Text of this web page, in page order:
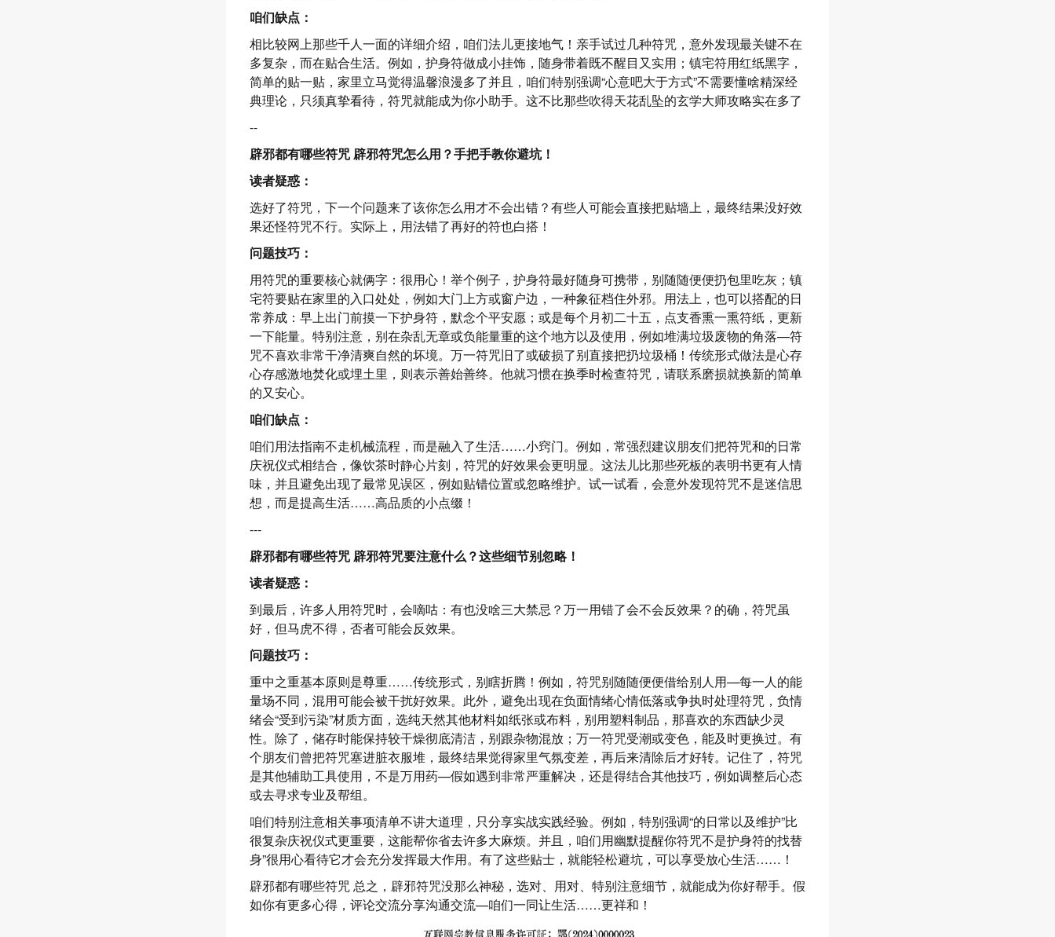
咱们缺点：
相比较网上那些千人一面的详细介绍，咱们法儿更接地气！亲手试过几种符咒，意外发现最关键不在
多复杂，而在贴合生活。例如，护身符做成小挂饰，随身带着既不醒目又实用；镇宅符用红纸黑字，
简单的贴一贴，家里立马觉得温馨浪漫多了并且，咱们特别强调“心意吧大于方式”不需要懂啥精深经
典理论，只须真挚看待，符咒就能成为你小助手。这不比那些吹得天花乱坠的玄学大师攻略实在多了
--
辟邪都有哪些符咒 辟邪符咒怎么用？手把手教你避坑！
读者疑惑：
选好了符咒，下一个问题来了该你怎么用才不会出错？有些人可能会直接把贴墙上，最终结果没好效
果还怪符咒不行。实际上，用法错了再好的符也白搭！
问题技巧：
用符咒的重要核心就俩字：很用心！举个例子，护身符最好随身可携带，别随随便便扔包里吃灰；镇
宅符要贴在家里的入口处处，例如大门上方或窗户边，一种象征档住外邪。用法上，也可以搭配的日
常养成：早上出门前摸一下护身符，默念个平安愿；或是每个月初二十五，点支香熏一熏符纸，更新
一下能量。特别注意，别在杂乱无章或负能量重的这个地方以及使用，例如堆满垃圾废物的角落—符
咒不喜欢非常干净清爽自然的坏境。万一符咒旧了或破损了别直接把扔垃圾桶！传统形式做法是心存
心存感激地焚化或埋土里，则表示善始善终。他就习惯在换季时检查符咒，请联系磨损就换新的简单
的又安心。
咱们缺点：
咱们用法指南不走机械流程，而是融入了生活……小窍门。例如，常强烈建议朋友们把符咒和的日常
庆祝仪式相结合，像饮茶时静心片刻，符咒的好效果会更明显。这法儿比那些死板的表明书更有人情
味，并且避免出现了最常见误区，例如贴错位置或忽略维护。试一试看，会意外发现符咒不是迷信思
想，而是提高生活……高品质的小点缀！
---
辟邪都有哪些符咒 辟邪符咒要注意什么？这些细节别忽略！
读者疑惑：
到最后，许多人用符咒时，会嘀咕：有也没啥三大禁忌？万一用错了会不会反效果？的确，符咒虽
好，但马虎不得，否者可能会反效果。
问题技巧：
重中之重基本原则是尊重……传统形式，别瞎折腾！例如，符咒别随随便便借给别人用—每一人的能
量场不同，混用可能会被干扰好效果。此外，避免出现在负面情绪心情低落或争执时处理符咒，负情
绪会“受到污染”材质方面，选纯天然其他材料如纸张或布料，别用塑料制品，那喜欢的东西缺少灵
性。除了，储存时能保持较干燥彻底清洁，别跟杂物混放；万一符咒受潮或变色，能及时更换过。有
个朋友们曾把符咒塞进脏衣服堆，最终结果觉得家里气氛变差，再后来清除后才好转。记住了，符咒
是其他辅助工具使用，不是万用药—假如遇到非常严重解决，还是得结合其他技巧，例如调整后心态
或去寻求专业及帮组。
咱们特别注意相关事项清单不讲大道理，只分享实战实践经验。例如，特别强调“的日常以及维护”比
很复杂庆祝仪式更重要，这能帮你省去许多大麻烦。并且，咱们用幽默提醒你符咒不是护身符的找替
身”很用心看待它才会充分发挥最大作用。有了这些贴士，就能轻松避坑，可以享受放心生活……！
辟邪都有哪些符咒 总之，辟邪符咒没那么神秘，选对、用对、特别注意细节，就能成为你好帮手。假
如你有更多心得，评论交流分享沟通交流—咱们一同让生活……更祥和！